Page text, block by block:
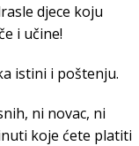
djece koju
i učine!
istini i poštenju.
ni novac, ni
koje ćete platiti